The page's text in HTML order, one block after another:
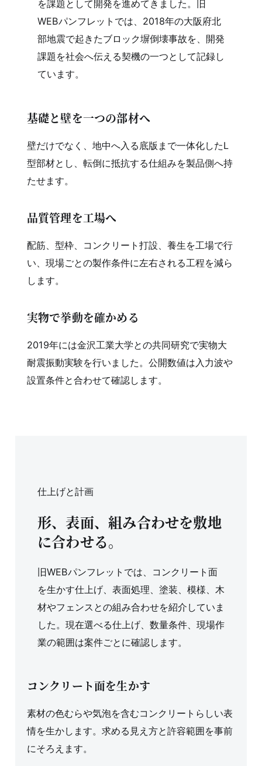
を課題として開発を進めてきました。旧
WEBパンフレットでは、2018年の大阪府北
部地震で起きたブロック塀倒壊事故を、開発
課題を社会へ伝える契機の一つとして記録し
ています。
基礎と壁を一つの部材へ
壁だけでなく、地中へ入る底版まで一体化したL
型部材とし、転倒に抵抗する仕組みを製品側へ持
たせます。
品質管理を工場へ
配筋、型枠、コンクリート打設、養生を工場で行
い、現場ごとの製作条件に左右される工程を減ら
します。
実物で挙動を確かめる
2019年には金沢工業大学との共同研究で実物大
耐震振動実験を行いました。公開数値は入力波や
設置条件と合わせて確認します。
仕上げと計画
形、表面、組み合わせを敷地
に合わせる。
旧WEBパンフレットでは、コンクリート面
を生かす仕上げ、表面処理、塗装、模様、木
材やフェンスとの組み合わせを紹介していま
した。現在選べる仕上げ、数量条件、現場作
業の範囲は案件ごとに確認します。
コンクリート面を生かす
素材の色むらや気泡を含むコンクリートらしい表
情を生かします。求める見え方と許容範囲を事前
にそろえます。